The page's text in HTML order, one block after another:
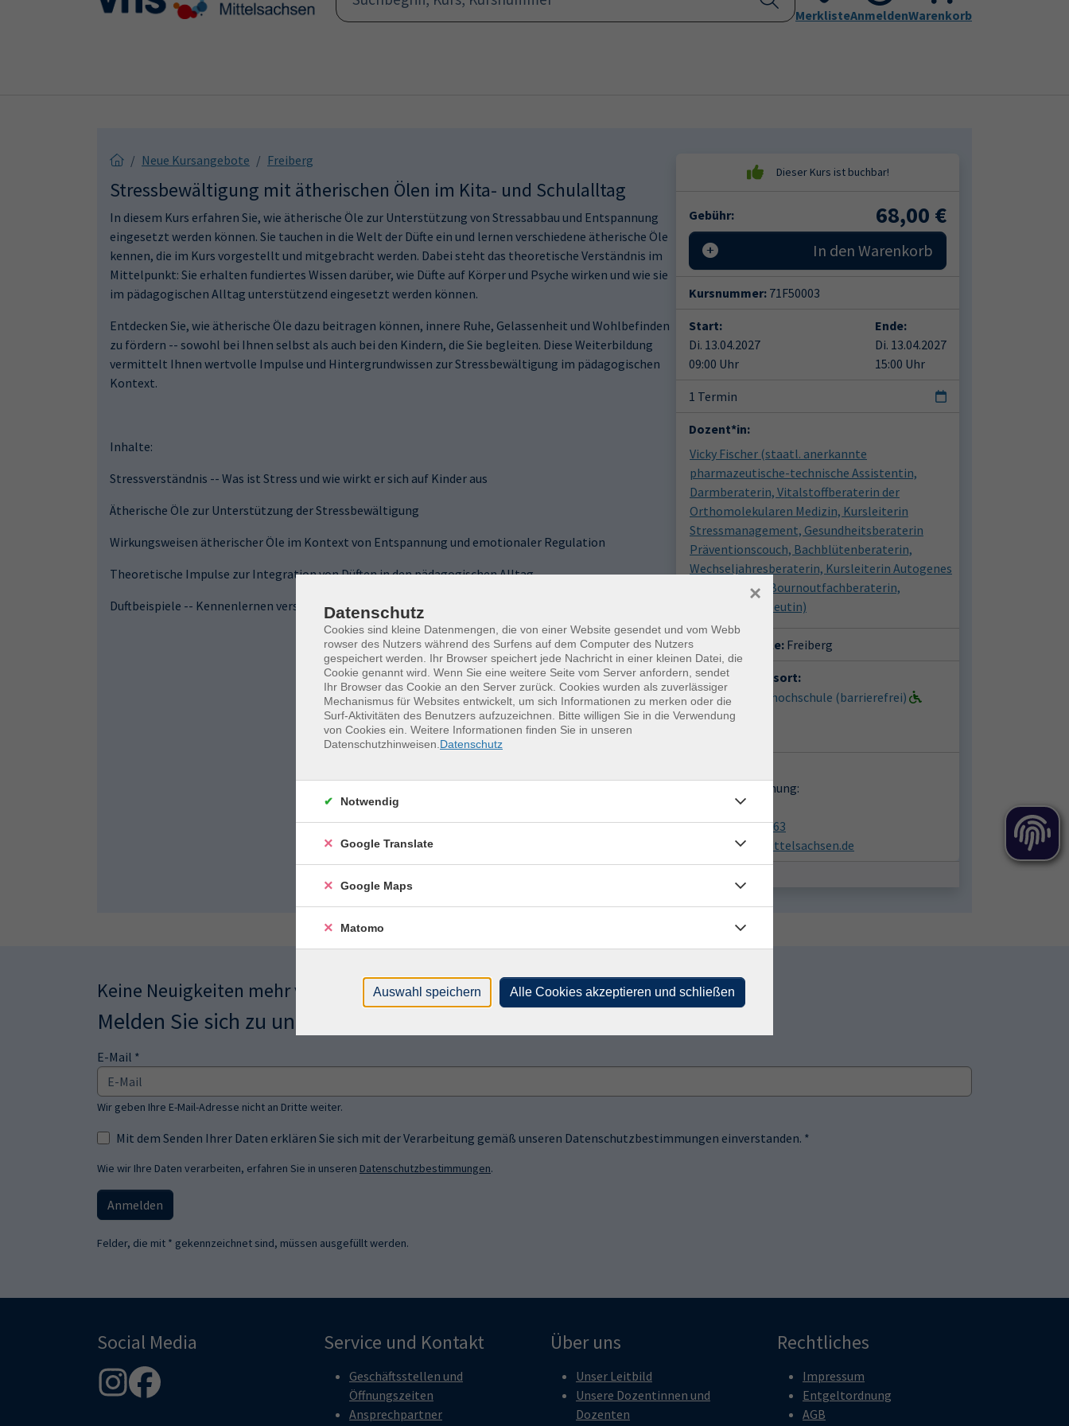
Skip to main content
Skip to page footer
Submenu for "Programm"Submenu for "Kontakt"
Aktuelles Leichte Sprache
MerklisteAnmeldenWarenkorb
Neue Kursangebote Freiberg
Stressbewältigung mit ätherischen Ölen im Kita- und Schulalltag
In diesem Kurs erfahren Sie, wie ätherische Öle zur Unterstützung von Stressabbau und Entspannung
eingesetzt werden können. Sie tauchen in die Welt der Düfte ein und lernen verschiedene ätherische Öle
kennen, die im Kurs vorgestellt und mitgebracht werden. Dabei steht das theoretische Verständnis im
Mittelpunkt: Sie erhalten fundiertes Wissen darüber, wie Düfte auf Körper und Psyche wirken und wie sie
im pädagogischen Alltag unterstützend eingesetzt werden können.
Entdecken Sie, wie ätherische Öle dazu beitragen können, innere Ruhe, Gelassenheit und Wohlbefinden
zu fördern -- sowohl bei Ihnen selbst als auch bei den Kindern, die Sie begleiten. Diese Weiterbildung
vermittelt Ihnen wertvolle Impulse und Hintergrundwissen zur Stressbewältigung im pädagogischen
Kontext.
Inhalte:
Stressverständnis -- Was ist Stress und wie wirkt er sich auf Kinder aus
Ätherische Öle zur Unterstützung der Stressbewältigung
Wirkungsweisen ätherischer Öle im Kontext von Entspannung und emotionaler Regulation
Theoretische Impulse zur Integration von Düften in den pädagogischen Alltag
Duftbeispiele -- Kennenlernen verschiedener Öle und Duftkombinationen (ohne eigenes Mischen)
Gebühr: 68,00 €
In den Warenkorb
Kursnummer: 71F50003
Start:
Di. 13.04.2027
09:00 Uhr
Ende:
Di. 13.04.2027
15:00 Uhr
1 Termin
Dozent*in:
Vicky Fischer (staatl. anerkannte
pharmazeutische-technische Assistentin,
Darmberaterin, Vitalstoffberaterin der
Orthomolekularen Medizin, Kursleiterin
Stressmanagement, Gesundheitsberaterin
Präventionscouch, Bachblütenberaterin,
Wechseljahresberaterin, Kursleiterin Autogenes
Training PMR, Bournoutfachberaterin,
Massagetherapeutin)
Geschäftsstelle: Freiberg
Veranstaltungsort:
Freiberg, Volkshochschule (barrierefrei)
Petriplatz 3
Fragen zur Buchung:
Katrin Abel
03731 1613063
vhs@vhs-mittelsachsen.de
Keine Neuigkeiten mehr verpassen?
Melden Sie sich zu unserem Newsletter an!
E-Mail *
Wir geben Ihre E-Mail-Adresse nicht an Dritte weiter.
Mit dem Senden Ihrer Daten erklären Sie sich mit der Verarbeitung gemäß unseren Datenschutzbestimmungen einverstanden. *
Wie wir Ihre Daten verarbeiten, erfahren Sie in unseren Datenschutzbestimmungen.
Anmelden
Felder, die mit * gekennzeichnet sind, müssen ausgefüllt werden.
Social Media Service und Kontakt
Geschäftsstellen und
Öffnungszeiten
Ansprechpartner
Über uns
Unser Leitbild
Unsere Dozentinnen und
Dozenten
Rechtliches
Impressum
Entgeltordnung
AGB
Datenschutz
Cookies sind kleine Datenmengen, die von einer Website gesendet und vom Webb
rowser des Nutzers während des Surfens auf dem Computer des Nutzers
gespeichert werden. Ihr Browser speichert jede Nachricht in einer kleinen Datei, die
Cookie genannt wird. Wenn Sie eine weitere Seite vom Server anfordern, sendet
Ihr Browser das Cookie an den Server zurück. Cookies wurden als zuverlässiger
Mechanismus für Websites entwickelt, um sich Informationen zu merken oder die
Surf-Aktivitäten des Benutzers aufzuzeichnen. Bitte willigen Sie in die Verwendung
von Cookies ein. Weitere Informationen finden Sie in unseren
Datenschutzhinweisen. Datenschutz
×
Notwendig
Google Translate
Google Maps
Matomo
Auswahl speichern Alle Cookies akzeptieren und schließen